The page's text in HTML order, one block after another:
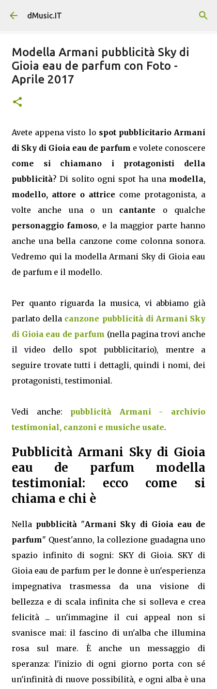
Passa ai contenuti principali
dMusic.IT
Modella Armani pubblicità Sky di
Gioia eau de parfum con Foto -
Aprile 2017
Avete appena visto lo spot pubblicitario Armani
di Sky di Gioia eau de parfum e volete conoscere
come si chiamano i protagonisti della
pubblicità? Di solito ogni spot ha una modella,
modello, attore o attrice come protagonista, a
volte anche una o un cantante o qualche
personaggio famoso, e la maggior parte hanno
anche una bella canzone come colonna sonora.
Vedremo qui la modella Armani Sky di Gioia eau
de parfum e il modello.
Per quanto riguarda la musica, vi abbiamo già
parlato della canzone pubblicità di Armani Sky
di Gioia eau de parfum (nella pagina trovi anche
il video dello spot pubblicitario), mentre a
seguire trovate tutti i dettagli, quindi i nomi, dei
protagonisti, testimonial.
Vedi anche: pubblicità Armani - archivio
testimonial, canzoni e musiche usate.
Pubblicità Armani Sky di Gioia
eau de parfum modella
testimonial: ecco come si
chiama e chi è
Nella pubblicità "Armani Sky di Gioia eau de
parfum" Quest'anno, la collezione guadagna uno
spazio infinito di sogni: SKY di Gioia. SKY di
Gioia eau de parfum per le donne è un'esperienza
impegnativa trasmessa da una visione di
bellezza e di scala infinita che si solleva e crea
felicità ... un'immagine il cui appeal non si
svanisce mai: il fascino di un'alba che illumina
rosa sul mare. È anche un messaggio di
speranza: l'inizio di ogni giorno porta con sé
un'infinità di nuove possibilità, e ogni alba è una